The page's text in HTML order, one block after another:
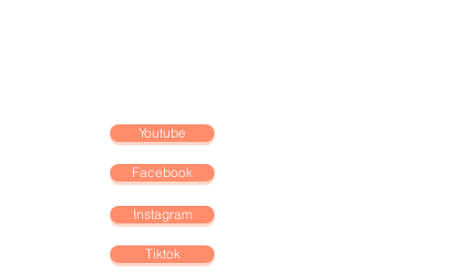
Youtube
Facebook
Instagram
Tiktok